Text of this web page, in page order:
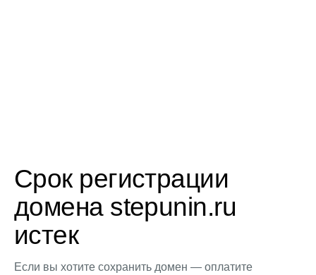
Срок регистрации
домена stepunin.ru
истек
Если вы хотите сохранить домен — оплатите